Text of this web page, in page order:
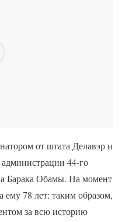
от штата Делавэр и
44-го
Барака Обамы. На момент
ему 78 лет: таким образом,
за всю историю